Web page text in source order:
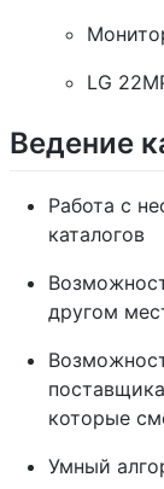
LG
Ведение
Работа с
каталогов
другом
которые
Умный